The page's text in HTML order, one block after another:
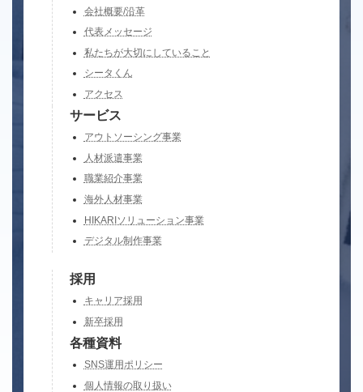
会社概要/沿革
代表メッセージ
私たちが大切にしていること
シータくん
アクセス
サービス
アウトソーシング事業
人材派遣事業
職業紹介事業
海外人材事業
HIKARIソリューション事業
デジタル制作事業
採用
キャリア採用
新卒採用
各種資料
SNS運用ポリシー
個人情報の取り扱い